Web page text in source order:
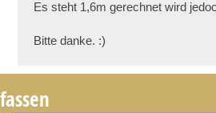
Es steht 1,6m gerechnet wird
Bitte danke. :)